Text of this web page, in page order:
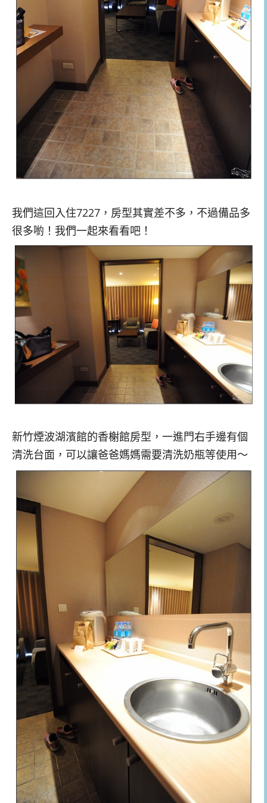
我們這回入住7227，房型其實差不多，不過備品多
很多喲！我們一起來看看吧！
新竹煙波湖濱館的香榭館房型，一進門右手邊有個
清洗台面，可以讓爸爸媽媽需要清洗奶瓶等使用～